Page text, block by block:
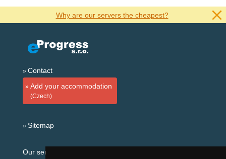
Why are our servers the cheapest?
Contact
Add your accommodation
(Czech)
Sitemap
Our servers: